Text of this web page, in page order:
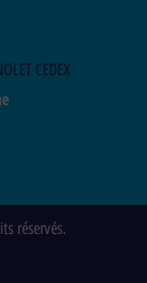
CEDEX
réservés.